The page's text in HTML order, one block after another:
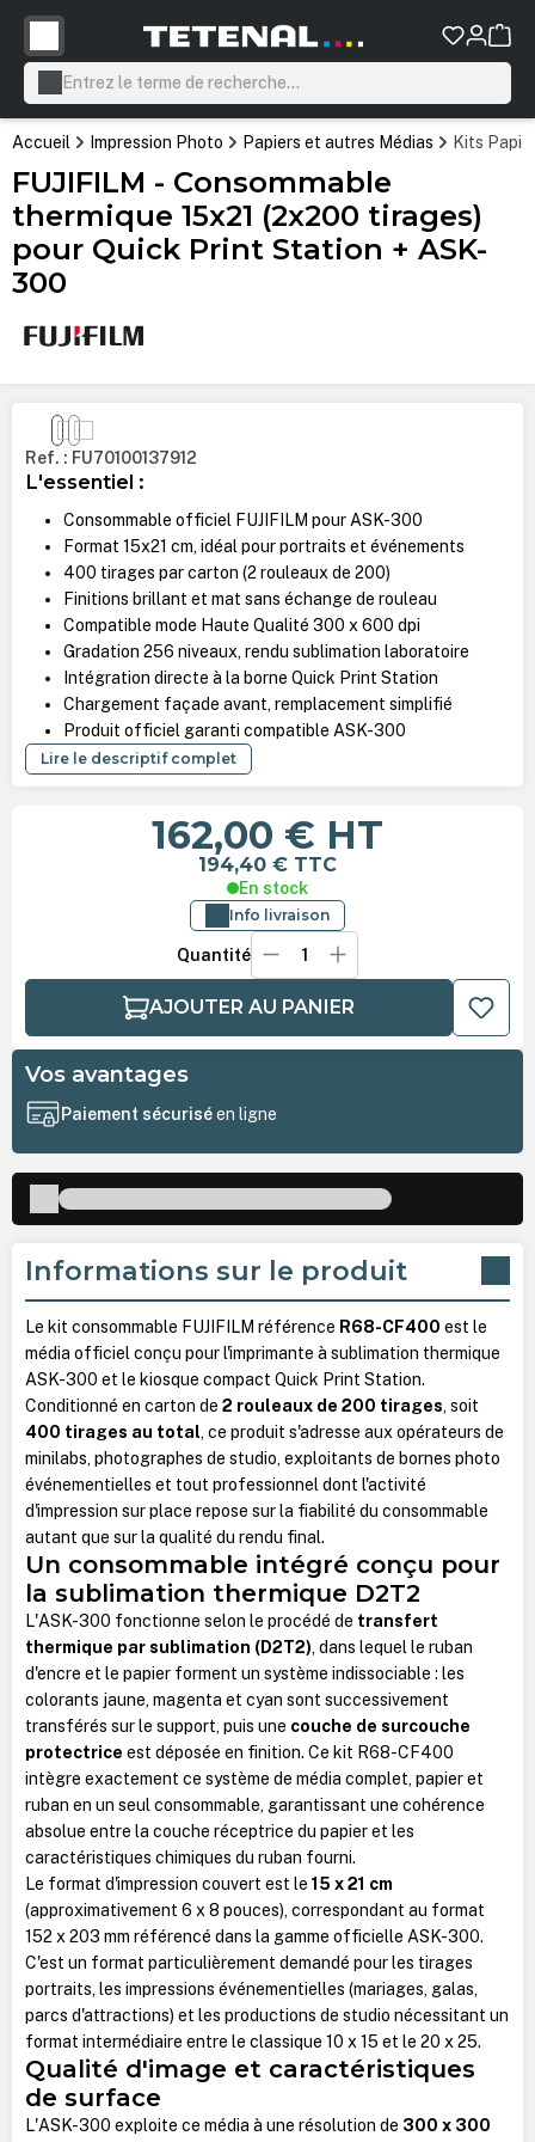
principal
Accueil Impression Photo Papiers et autres Médias Kits
FUJIFILM - Consommable
thermique 15x21 (2x200 tirages)
pour Quick Print Station + ASK-
300
Ignorer la galerie d'images
Ref. : FU70100137912
L'essentiel :
Consommable officiel FUJIFILM pour ASK-300
Format 15x21 cm, idéal pour portraits et événements
400 tirages par carton (2 rouleaux de 200)
Finitions brillant et mat sans échange de rouleau
Compatible mode Haute Qualité 300 x 600 dpi
Gradation 256 niveaux, rendu sublimation laboratoire
Intégration directe à la borne Quick Print Station
Chargement façade avant, remplacement simplifié
Produit officiel garanti compatible ASK-300
Lire le descriptif complet
162,00 € HT
194,40 € TTC
En stock
Info livraison
Quantité
AJOUTER AU PANIER
Vos avantages
Paiement sécuriséen ligne
Informations sur le produit
Le kit consommable FUJIFILM référence R68-CF400 est le
média officiel conçu pour l'imprimante à sublimation thermique
ASK-300 et le kiosque compact Quick Print Station.
Conditionné en carton de 2 rouleaux de 200 tirages, soit
400 tirages au total, ce produit s'adresse aux opérateurs de
minilabs, photographes de studio, exploitants de bornes photo
événementielles et tout professionnel dont l'activité
d'impression sur place repose sur la fiabilité du consommable
autant que sur la qualité du rendu final.
Un consommable intégré conçu pour
la sublimation thermique D2T2
L'ASK-300 fonctionne selon le procédé de transfert
thermique par sublimation (D2T2), dans lequel le ruban
d'encre et le papier forment un système indissociable : les
colorants jaune, magenta et cyan sont successivement
transférés sur le support, puis une couche de surcouche
protectrice est déposée en finition. Ce kit R68-CF400
intègre exactement ce système de média complet, papier et
ruban en un seul consommable, garantissant une cohérence
absolue entre la couche réceptrice du papier et les
caractéristiques chimiques du ruban fourni.
Le format d'impression couvert est le 15 x 21 cm
(approximativement 6 x 8 pouces), correspondant au format
152 x 203 mm référencé dans la gamme officielle ASK-300.
C'est un format particulièrement demandé pour les tirages
portraits, les impressions événementielles (mariages, galas,
parcs d'attractions) et les productions de studio nécessitant un
format intermédiaire entre le classique 10 x 15 et le 20 x 25.
Qualité d'image et caractéristiques
de surface
L'ASK-300 exploite ce média à une résolution de 300 x 300